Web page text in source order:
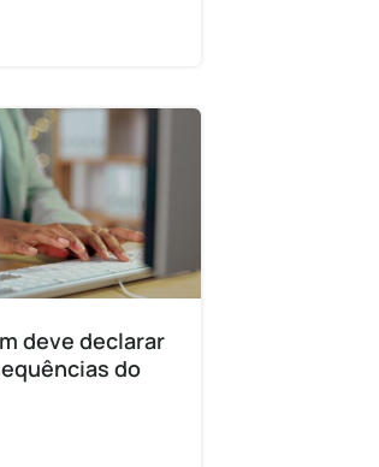
deve declarar
do